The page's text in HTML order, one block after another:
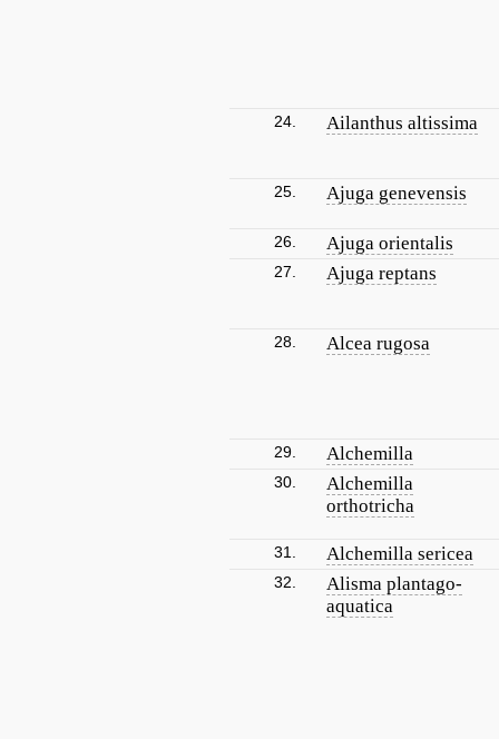
24. Ailanthus altissima
25. Ajuga genevensis
26. Ajuga orientalis
27. Ajuga reptans
28. Alcea rugosa
29. Alchemilla
30.
Alchemilla
orthotricha
31. Alchemilla sericea
32.
Alisma plantago-
aquatica